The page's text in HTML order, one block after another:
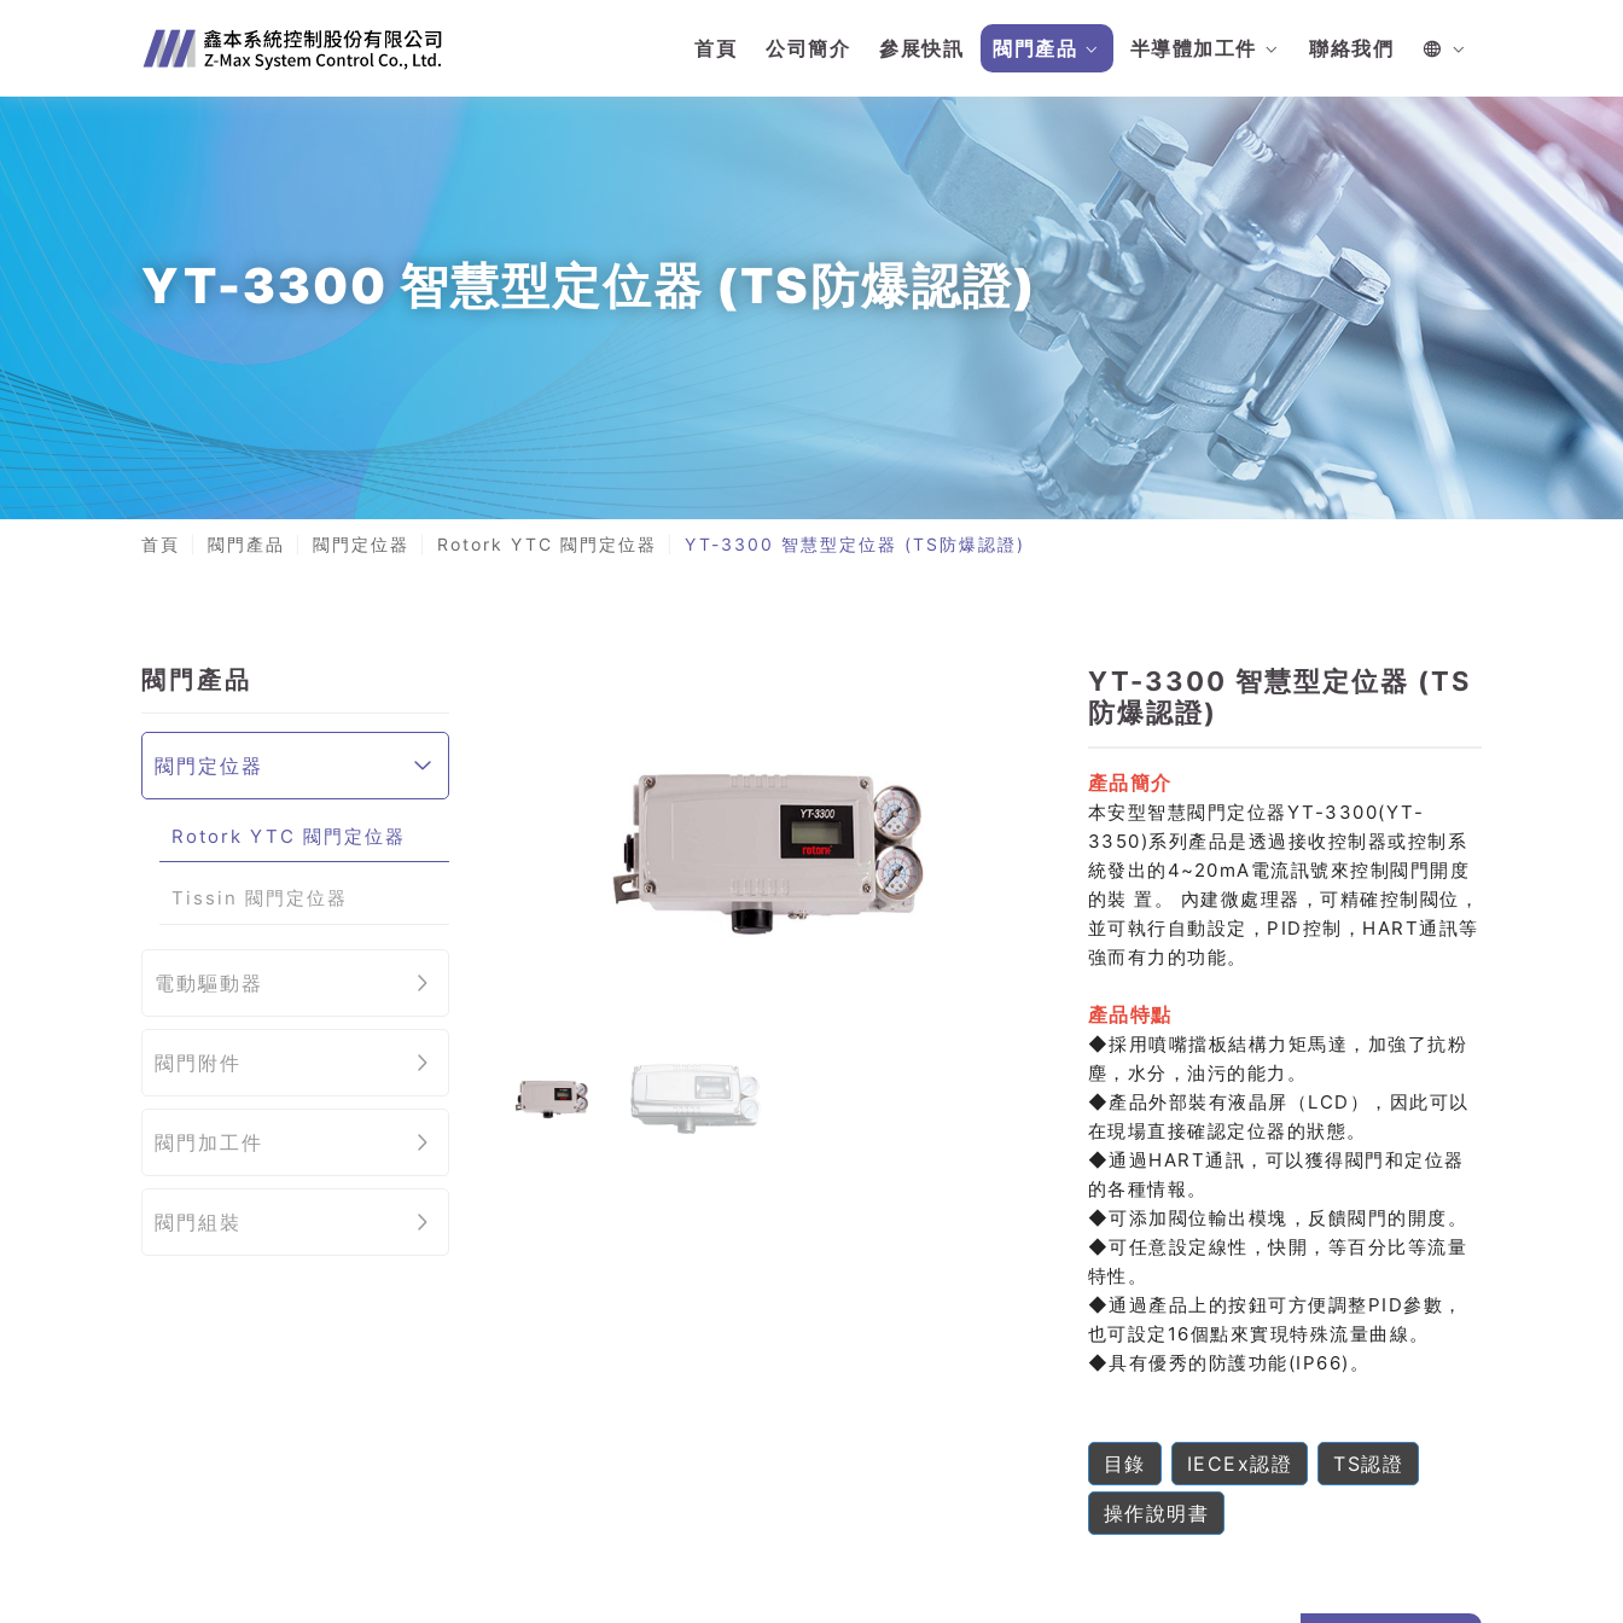
首頁 公司簡介 參展快訊 閥門產品 半導體加工件 聯絡我們
YT-3300 智慧型定位器 (TS防爆認證)
首頁 閥門產品 閥門定位器 Rotork YTC 閥門定位器 YT-3300 智慧型定位器 (TS防爆認證)
閥門產品
閥門定位器
Rotork YTC 閥門定位器
Tissin 閥門定位器
電動驅動器
閥門附件
閥門加工件
閥門組裝
YT-3300 智慧型定位器 (TS
防爆認證)
產品簡介
本安型智慧閥門定位器YT-3300(YT-
3350)系列產品是透過接收控制器或控制系
統發出的4~20mA電流訊號來控制閥門開度
的裝 置。 內建微處理器，可精確控制閥位，
並可執行自動設定，PID控制，HART通訊等
強而有力的功能。
產品特點
◆採用噴嘴擋板結構力矩馬達，加強了抗粉
塵，水分，油污的能力。
◆產品外部裝有液晶屏（LCD），因此可以
在現場直接確認定位器的狀態。
◆通過HART通訊，可以獲得閥門和定位器
的各種情報。
◆可添加閥位輸出模塊，反饋閥門的開度。
◆可任意設定線性，快開，等百分比等流量
特性。
◆通過產品上的按鈕可方便調整PID參數，
也可設定16個點來實現特殊流量曲線。
◆具有優秀的防護功能(IP66)。
目錄 IECEx認證 TS認證
操作說明書